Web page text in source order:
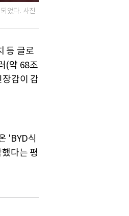
었다. 사진
등 글로
(약 68조
감이 감
'BYD식
다는 평